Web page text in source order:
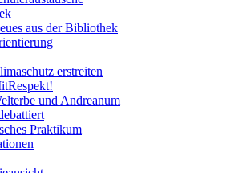
aus der Bibliothek
erstreiten
und Andreanum
Praktikum